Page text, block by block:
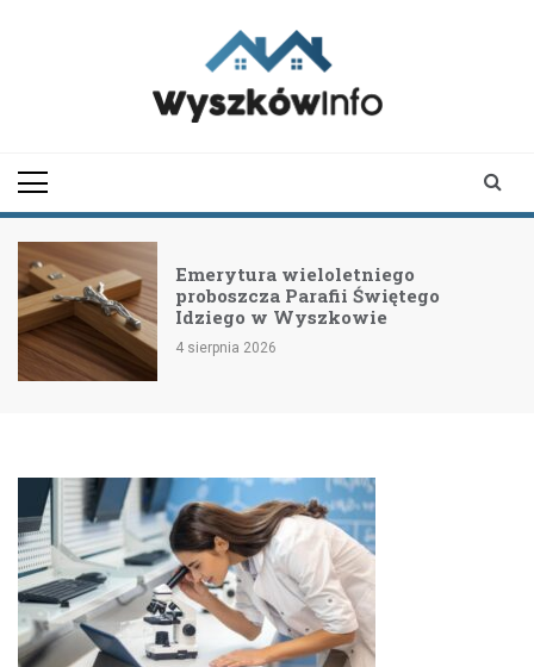
Emerytura wieloletniego
proboszcza Parafii Świętego
Idziego w Wyszkowie
4 sierpnia 2026